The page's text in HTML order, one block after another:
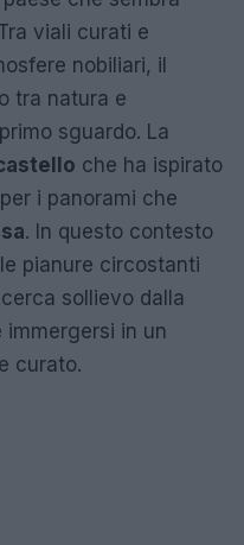
viali curati e
nobiliari, il
tra natura e
sguardo. La
che ha ispirato
i panorami che
. In questo contesto
pianure circostanti
sollievo dalla
in un
curato.